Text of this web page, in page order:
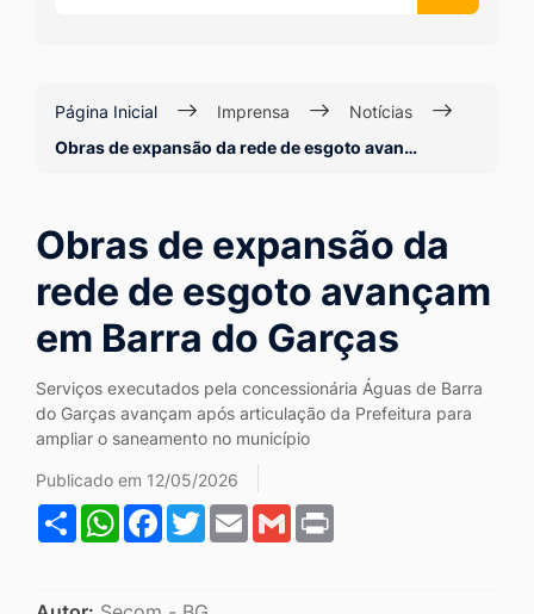
para
[alt+4]
Página Inicial Imprensa
Notícias
Obras de expansão da rede de esgoto avan…
Obras de expansão da
rede de esgoto avançam
em Barra do Garças
Serviços executados pela concessionária Águas de Barra
do Garças avançam após articulação da Prefeitura para
ampliar o saneamento no município
Publicado em 12/05/2026
ShareWhatsApp
Facebook
Twitter
EmailGmail